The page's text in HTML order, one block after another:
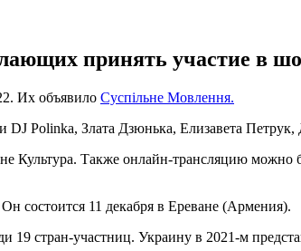
принять участие в
Их объявило Суспільне Мовлення.
Polіnka, Злата Дзюнька, Елизавета
Культура. Также онлайн-трансляцию
состоится 11 декабря в Ереване (Армения).
стран-участниц. Украину в 2021-м